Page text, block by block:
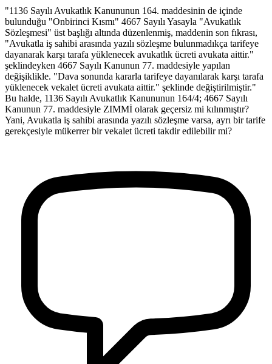
"1136 Sayılı Avukatlık Kanununun 164. maddesinin de içinde
bulunduğu "Onbirinci Kısmı" 4667 Sayılı Yasayla "Avukatlık
Sözleşmesi" üst başlığı altında düzenlenmiş, maddenin son fıkrası,
"Avukatla iş sahibi arasında yazılı sözleşme bulunmadıkça tarifeye
dayanarak karşı tarafa yüklenecek avukatlık ücreti avukata aittir."
şeklindeyken 4667 Sayılı Kanunun 77. maddesiyle yapılan
değişiklikle. "Dava sonunda kararla tarifeye dayanılarak karşı tarafa
yüklenecek vekalet ücreti avukata aittir." şeklinde değiştirilmiştir."
Bu halde, 1136 Sayılı Avukatlık Kanununun 164/4; 4667 Sayılı
Kanunun 77. maddesiyle ZIMMİ olarak geçersiz mi kılınmıştır?
Yani, Avukatla iş sahibi arasında yazılı sözleşme varsa, ayrı bir tarife
gerekçesiyle mükerrer bir vekalet ücreti takdir edilebilir mi?